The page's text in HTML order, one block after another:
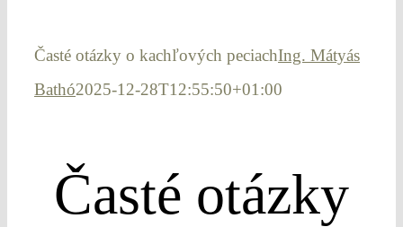
Časté otázky o kachľových peciachIng. Mátyás
Bathó2025-12-28T12:55:50+01:00
Časté otázky